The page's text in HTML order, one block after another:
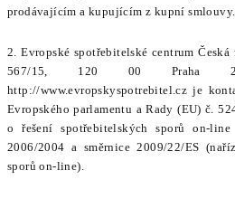
prodávajícím a kupujícím z kupní smlouvy.
2. Evropské spotřebitelské centrum
567/15, 120 00 Praha 2,
http://www.evropskyspotrebitel.cz je
Evropského parlamentu a Rady (EU) č.
o řešení spotřebitelských sporů on-
2006/2004 a směrnice 2009/22/ES
sporů on-line).